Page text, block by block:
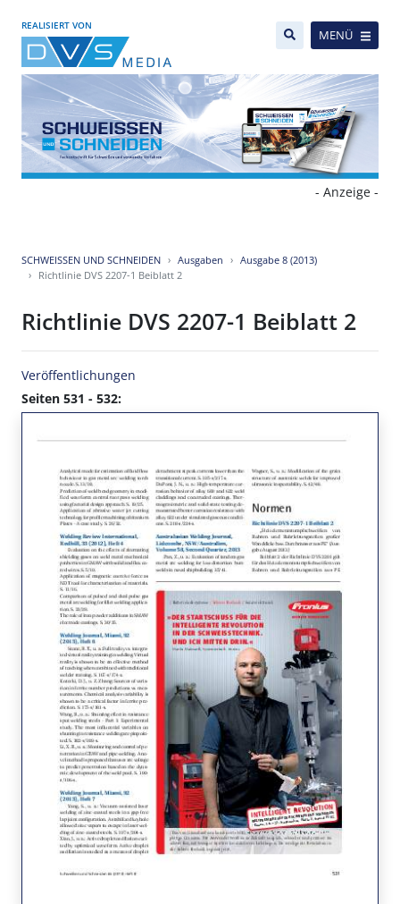
REALISIERT VON
MENÜ
- Anzeige -
SCHWEISSEN UND SCHNEIDEN Ausgaben
Ausgabe 8 (2013)
Richtlinie DVS 2207-1 Beiblatt 2
Richtlinie DVS 2207-1 Beiblatt 2
Veröffentlichungen
Seiten 531 - 532: